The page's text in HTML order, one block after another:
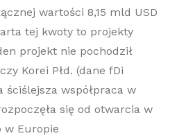
wartości 8,15 mld USD
tej kwoty to projekty
projekt nie pochodził
Korei Płd. (dane fDi
ściślejsza współpraca w
się od otwarcia w
w Europie